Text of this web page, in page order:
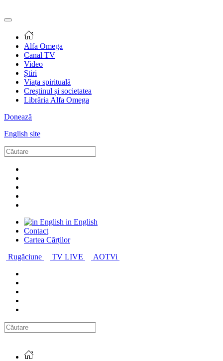
Alfa Omega
Canal TV
Video
Știri
Viața spirituală
Creștinul și societatea
Librăria Alfa Omega
Donează
English site
in English
Contact
Cartea Cărților
Rugăciune
TV LIVE AOTVi